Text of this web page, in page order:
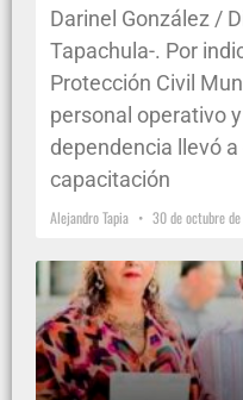
Darinel González /
Tapachula-. Por
Protección Civil
personal operativo
dependencia llevó
capacitación
Alejandro Tapia 30 de octubre